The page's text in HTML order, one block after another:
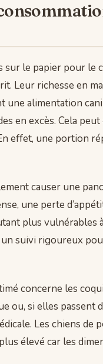
sur le papier pour
Leur richesse en
une alimentation
en excès. Cela
effet, une portion
causer une
une perte
plus vulnérables
suivi rigoureux
concerne les
ou, si elles passent
Les chiens de
élevé car les